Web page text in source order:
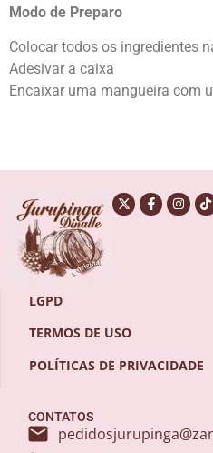
Modo de Preparo
Colocar todos os ingredientes
Adesivar a caixa
Encaixar uma mangueira com
LGPD
TERMOS DE USO
POLÍTICAS DE PRIVACIDADE
CONTATOS